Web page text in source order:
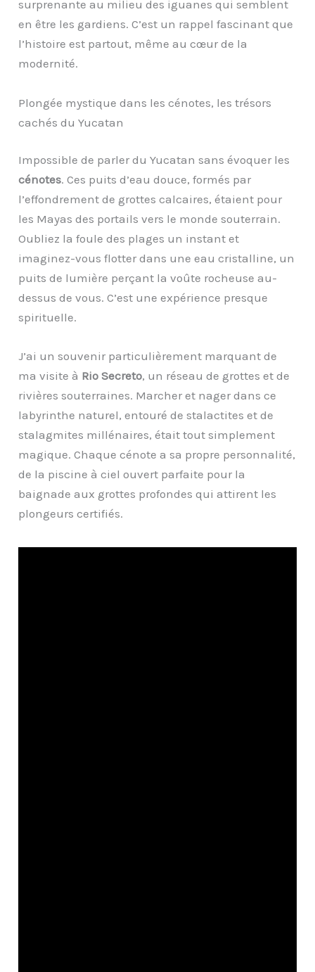
surprenante au milieu des iguanes qui semblent
en être les gardiens. C’est un rappel fascinant que
l’histoire est partout, même au cœur de la
modernité.
Plongée mystique dans les cénotes, les trésors
cachés du Yucatan
Impossible de parler du Yucatan sans évoquer les
cénotes. Ces puits d’eau douce, formés par
l’effondrement de grottes calcaires, étaient pour
les Mayas des portails vers le monde souterrain.
Oubliez la foule des plages un instant et
imaginez-vous flotter dans une eau cristalline, un
puits de lumière perçant la voûte rocheuse au-
dessus de vous. C’est une expérience presque
spirituelle.
J’ai un souvenir particulièrement marquant de
ma visite à Rio Secreto, un réseau de grottes et de
rivières souterraines. Marcher et nager dans ce
labyrinthe naturel, entouré de stalactites et de
stalagmites millénaires, était tout simplement
magique. Chaque cénote a sa propre personnalité,
de la piscine à ciel ouvert parfaite pour la
baignade aux grottes profondes qui attirent les
plongeurs certifiés.